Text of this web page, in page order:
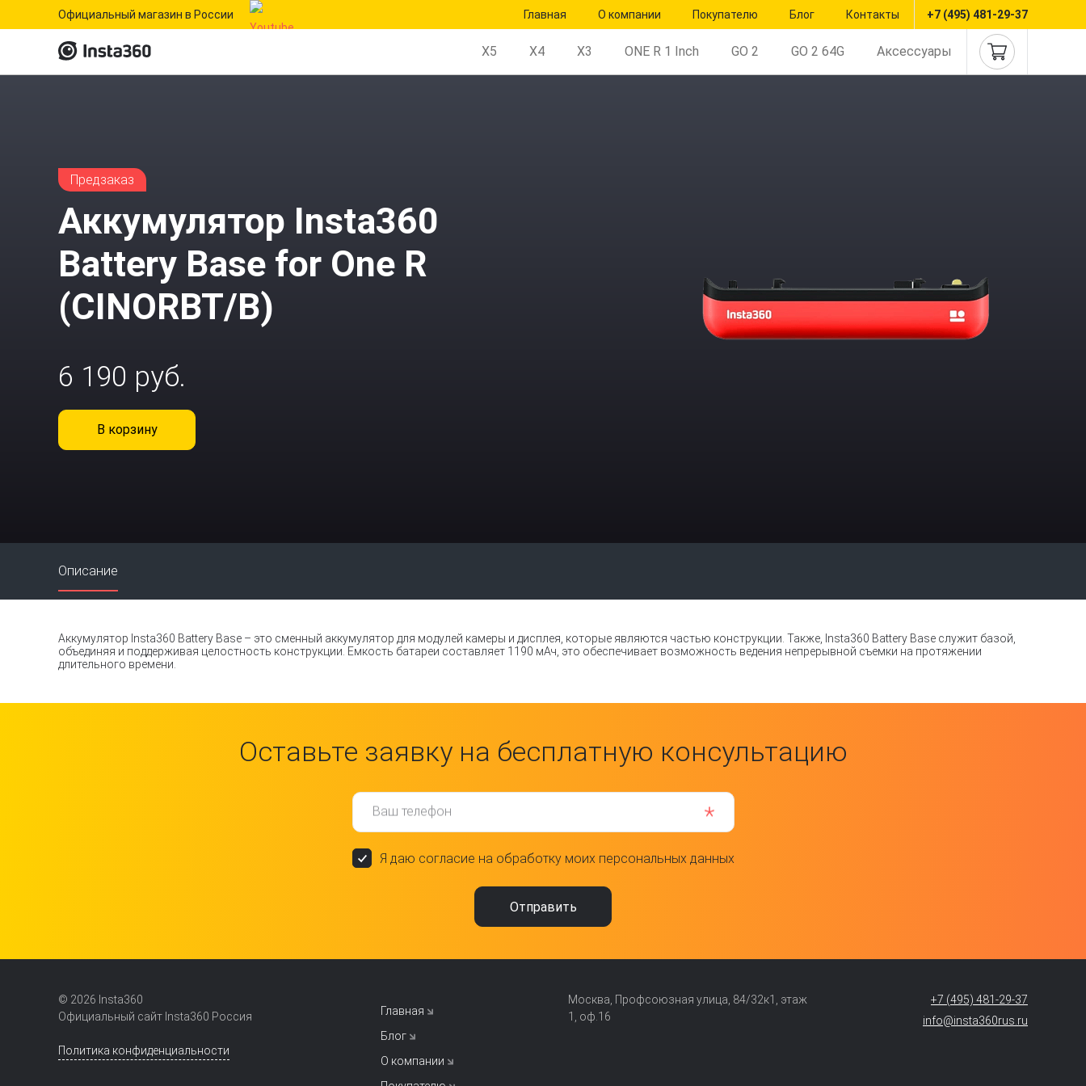
Официальный магазин в России Главная О компании Покупателю Блог Контакты +7 (495) 481-29-37
X5 X4 X3 ONE R 1 Inch GO 2 GO 2 64G Аксессуары
Предзаказ
Аккумулятор Insta360
Battery Base for One R
(CINORBT/B)
6 190 руб.
В корзину
Описание
Аккумулятор Insta360 Battery Base – это сменный аккумулятор для модулей камеры и дисплея, которые являются частью конструкции. Также, Insta360 Battery Base служит базой,
объединяя и поддерживая целостность конструкции. Емкость батареи составляет 1190 мАч, это обеспечивает возможность ведения непрерывной съемки на протяжении
длительного времени.
Оставьте заявку на бесплатную консультацию
Ваш телефон
Я даю согласие на обработку моих персональных данных
© 2026 Insta360
Официальный сайт Insta360 Россия
Политика конфиденциальности
Главная
Блог
О компании
Москва, Профсоюзная улица, 84/32к1, этаж
1, оф.16
+7 (495) 481-29-37
info@insta360rus.ru